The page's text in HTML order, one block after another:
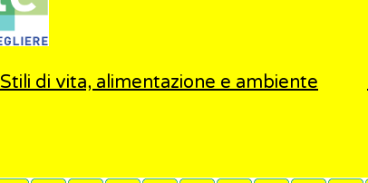
Stili di vita, alimentazione e ambiente